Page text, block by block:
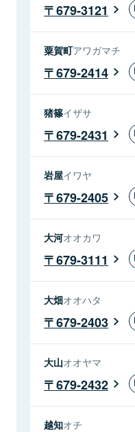
679-3121
粟賀町アワガマチ
679-2414
猪篠イザサ
679-2431
岩屋イワヤ
679-2405
大河オオカワ
679-3111
大畑オオハタ
679-2403
大山オオヤマ
679-2432
越知オチ